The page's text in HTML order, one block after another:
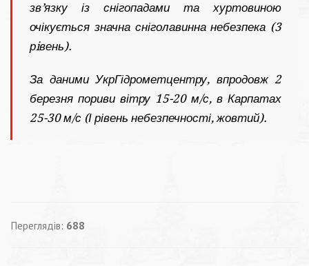
зв’язку із снігопадами та хуртовиною
очікується значна сніголавинна небезпека (3
рiвень).
За даними УкрГідрометцентру, впродовж 2
березня пориви вітру 15-20 м/с, в Карпатах
25-30 м/с (І рівень небезпечності, жовтий).
Переглядів: 688